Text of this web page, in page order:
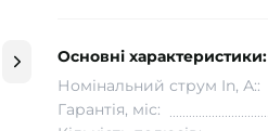
Основні характеристики:
Номінальний струм In, А::
Гарантія, міс: